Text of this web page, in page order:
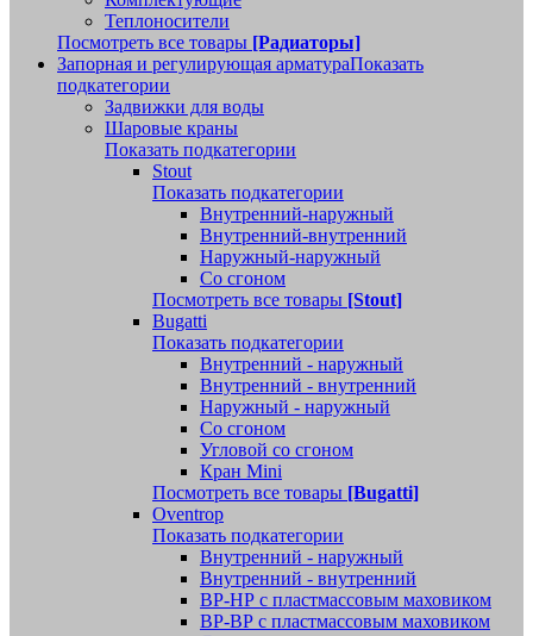
Теплоносители
Посмотреть все товары [Радиаторы]
Запорная и регулирующая арматураПоказать
подкатегории
Задвижки для воды
Шаровые краны
Показать подкатегории
Stout
Показать подкатегории
Внутренний-наружный
Внутренний-внутренний
Наружный-наружный
Со сгоном
Посмотреть все товары [Stout]
Bugatti
Показать подкатегории
Внутренний - наружный
Внутренний - внутренний
Наружный - наружный
Со сгоном
Угловой со сгоном
Кран Mini
Посмотреть все товары [Bugatti]
Oventrop
Показать подкатегории
Внутренний - наружный
Внутренний - внутренний
ВР-НР с пластмассовым маховиком
ВР-ВР с пластмассовым маховиком